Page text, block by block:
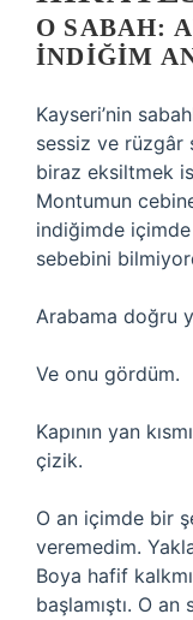
O SABAH:
INDIĞIM
Kayseri’nin
sessiz ve rüzgâr
biraz eksiltmek
Montumun
indiğimde
sebebini
Arabama doğru
Ve onu gördüm.
Kapının yan
çizik.
O an içimde bir
veremedim.
Boya hafif
başlamıştı. O